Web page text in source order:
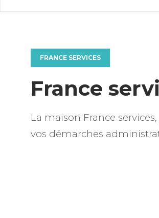
FRANCE SERVICES
France
La maison France
vos démarches